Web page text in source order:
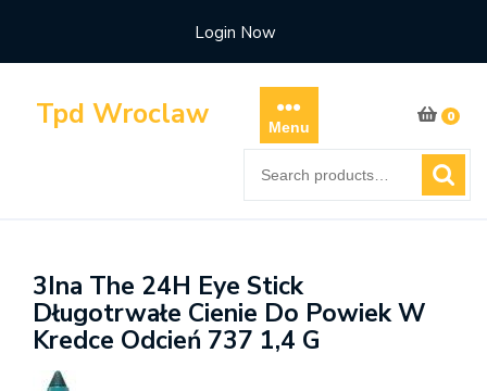
content
Login Now
Tpd Wroclaw Menu
0
for:
3Ina The 24H Eye Stick
Długotrwałe Cienie Do Powiek W
Kredce Odcień 737 1,4 G